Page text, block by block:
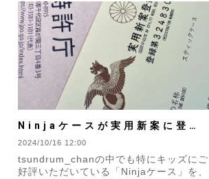
Ninjaケースが実用新案に登録
されました！
2024/10/16 12:00
tsundrum_chanの中でも特にキッズにご
好評いただいている「Ninjaケース」を、